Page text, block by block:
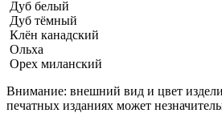
Дуб белый
Дуб тёмный
Клён канадский
Ольха
Орех миланский
Внимание: внешний вид и цвет
печатных изданиях может